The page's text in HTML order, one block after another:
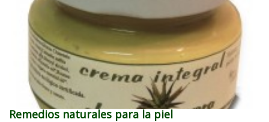
Remedios naturales para la piel